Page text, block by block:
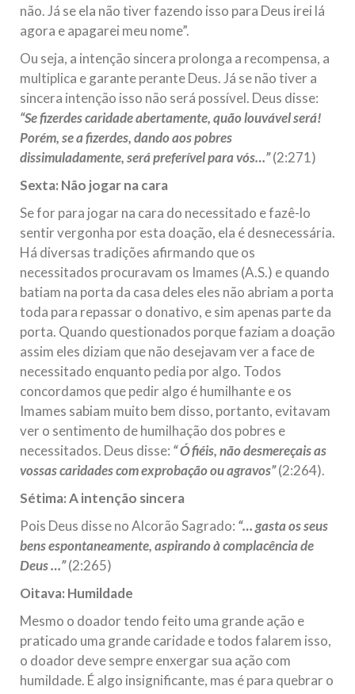
não. Já se ela não tiver fazendo isso para Deus irei lá
agora e apagarei meu nome”.
Ou seja, a intenção sincera prolonga a recompensa, a
multiplica e garante perante Deus. Já se não tiver a
sincera intenção isso não será possível. Deus disse:
“Se fizerdes caridade abertamente, quão louvável será!
Porém, se a fizerdes, dando aos pobres
dissimuladamente, será preferível para vós…”(2:271)
Sexta: Não jogar na cara
Se for para jogar na cara do necessitado e fazê-lo
sentir vergonha por esta doação, ela é desnecessária.
Há diversas tradições afirmando que os
necessitados procuravam os Imames (A.S.) e quando
batiam na porta da casa deles eles não abriam a porta
toda para repassar o donativo, e sim apenas parte da
porta. Quando questionados porque faziam a doação
assim eles diziam que não desejavam ver a face de
necessitado enquanto pedia por algo. Todos
concordamos que pedir algo é humilhante e os
Imames sabiam muito bem disso, portanto, evitavam
ver o sentimento de humilhação dos pobres e
necessitados. Deus disse: “ Ó fiéis, não desmereçais as
vossas caridades com exprobação ou agravos”(2:264).
Sétima: A intenção sincera
Pois Deus disse no Alcorão Sagrado: “… gasta os seus
bens espontaneamente, aspirando à complacência de
Deus …”(2:265)
Oitava: Humildade
Mesmo o doador tendo feito uma grande ação e
praticado uma grande caridade e todos falarem isso,
o doador deve sempre enxergar sua ação com
humildade. É algo insignificante, mas é para quebrar o